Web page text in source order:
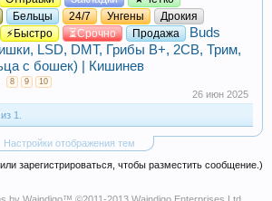
Бельцы 24/7 Унгены
Дрокия
⚡Быстро ⏳Срочно Продажа
Buds
LSD, DMT, Грибы B+, 2СB, Трим,
с бошек) | Кишинев
8 9 10
26 июн 2025
1.
Настройки отображения тем
зарегистрироваться, чтобы разместить сообщение.)